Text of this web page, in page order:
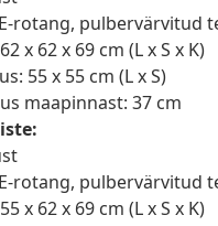
rotang, pulbervärvitud
x 62 x 69 cm (L x S x K)
55 x 55 cm (L x S)
maapinnast: 37 cm
rotang, pulbervärvitud
x 62 x 69 cm (L x S x K)